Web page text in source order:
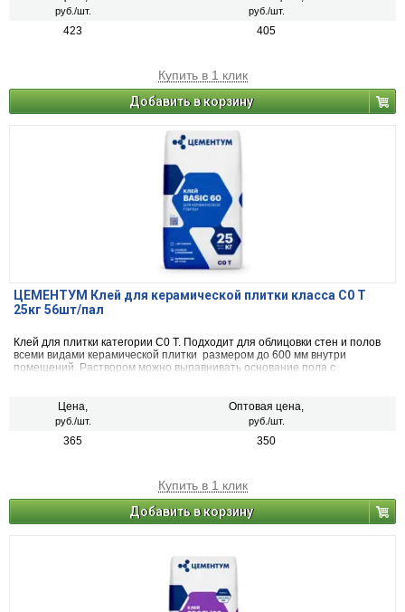
руб./шт. руб./шт.
423 405
Купить в 1 клик
Добавить в корзину
ЦЕМЕНТУМ Клей для керамической плитки класса С0 Т
25кг 56шт/пал
Клей для плитки категории С0 Т. Подходит для облицовки стен и полов
всеми видами керамической плитки размером до 600 мм внутри
помещений. Раствором можно выравнивать основание пола с
Цена,
руб./шт.
Оптовая цена,
руб./шт.
365 350
Купить в 1 клик
Добавить в корзину